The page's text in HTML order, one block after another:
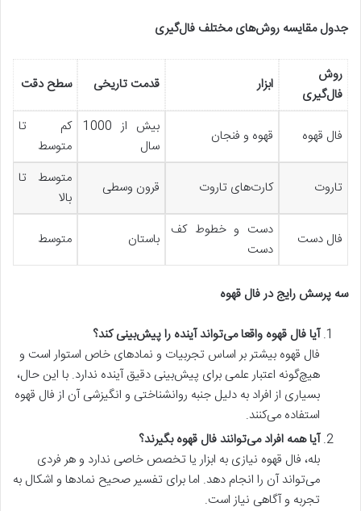
جدول مقایسه روش‌های مختلف فال‌گیری
روش
فال‌گیری
ابزار قدمت تاریخی سطح دقت
فال قهوه قهوه و فنجان
بیش از 1000
سال
کم تا
متوسط
تاروت کارت‌های تاروت قرون وسطی
متوسط تا
بالا
فال دست
دست و خطوط کف
دست
باستان متوسط
سه پرسش رایج در فال قهوه
آیا فال قهوه واقعا می‌تواند آینده را پیش‌بینی کند؟
فال قهوه بیشتر بر اساس تجربیات و نمادهای خاص استوار است و
هیچ‌گونه اعتبار علمی برای پیش‌بینی دقیق آینده ندارد. با این حال،
بسیاری از افراد به دلیل جنبه روانشناختی و انگیزشی آن از فال قهوه
استفاده می‌کنند.
آیا همه افراد می‌توانند فال قهوه بگیرند؟
بله، فال قهوه نیازی به ابزار یا تخصص خاصی ندارد و هر فردی
می‌تواند آن را انجام دهد. اما برای تفسیر صحیح نمادها و اشکال به
تجربه و آگاهی نیاز است.